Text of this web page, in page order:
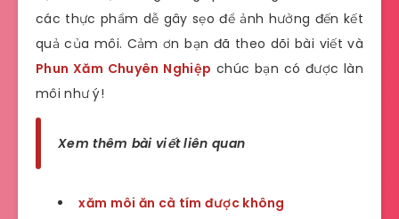
các thực phẩm dễ gây sẹo để ảnh hưởng đến kết
quả của môi. Cảm ơn bạn đã theo dõi bài viết và
Phun Xăm Chuyên Nghiệp chúc bạn có được làn
môi như ý!
Xem thêm bài viết liên quan
xăm môi ăn cà tím được không